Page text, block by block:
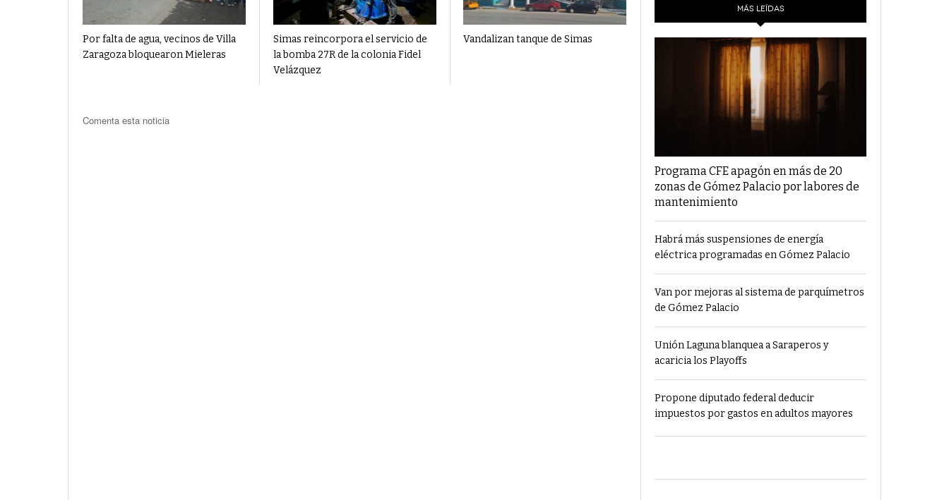
Por falta de agua, vecinos de Villa
Zaragoza bloquearon Mieleras
Simas reincorpora el servicio de
la bomba 27R de la colonia Fidel
Velázquez
Vandalizan tanque de Simas
Comenta esta noticia
MÁS LEÍDAS
Programa CFE apagón en más de 20
zonas de Gómez Palacio por labores de
mantenimiento
Habrá más suspensiones de energía
eléctrica programadas en Gómez Palacio
Van por mejoras al sistema de parquímetros
de Gómez Palacio
Unión Laguna blanquea a Saraperos y
acaricia los Playoffs
Propone diputado federal deducir
impuestos por gastos en adultos mayores